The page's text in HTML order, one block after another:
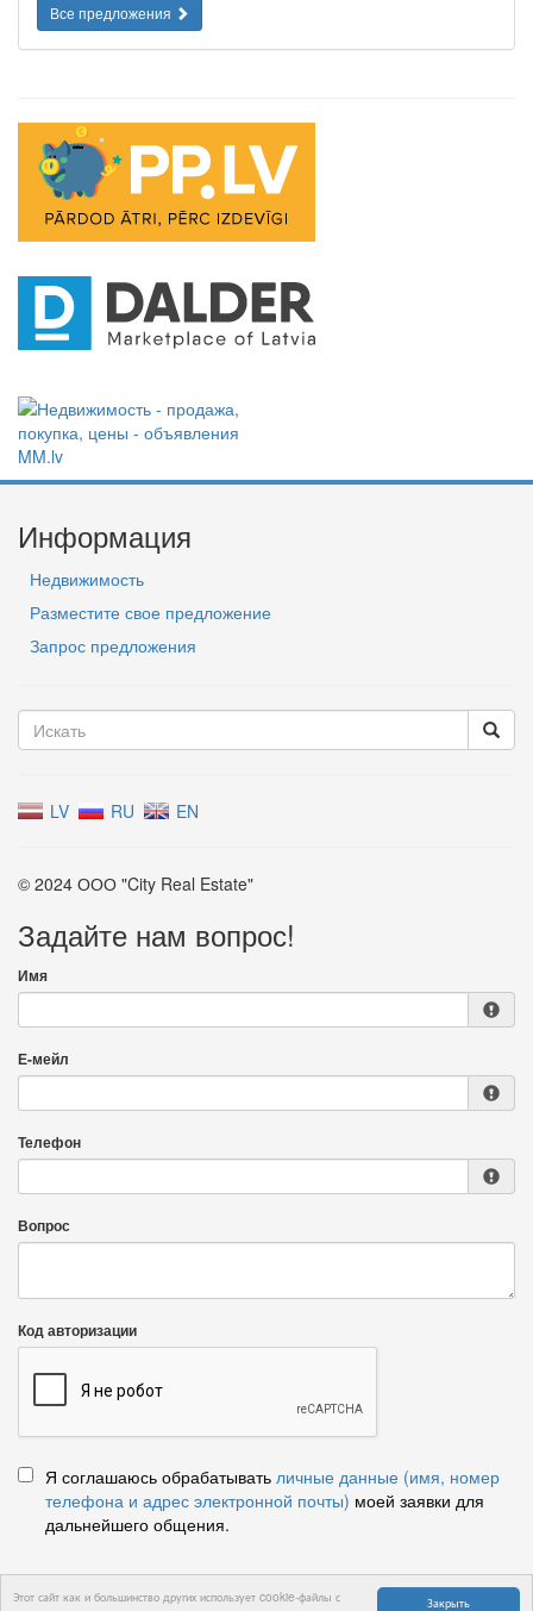
Закрыть
Этот сайт как и большинство других использует cookie-файлы с
Все предложения
Информация
Недвижимость
Разместите свое предложение
Запрос предложения
LV RU EN
© 2024 ООО "City Real Estate"
Задайте нам вопрос!
Имя
Е-мейл
Телефон
Вопрос
Код авторизации
Я соглашаюсь обрабатывать личные данные (имя, номер
телефона и адрес электронной почты) моей заявки для
дальнейшего общения.